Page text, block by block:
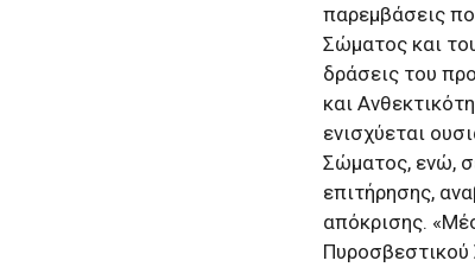
παρεμβάσεις
Σώματος και
δράσεις του
και
ενισχύεται
Σώματος, ενώ,
επιτήρησης,
απόκρισης.